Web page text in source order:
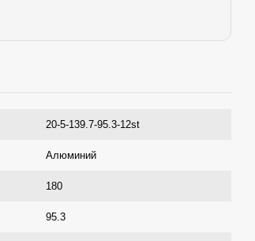
20-5-139.7-95.3-12st
Алюминий
180
95.3